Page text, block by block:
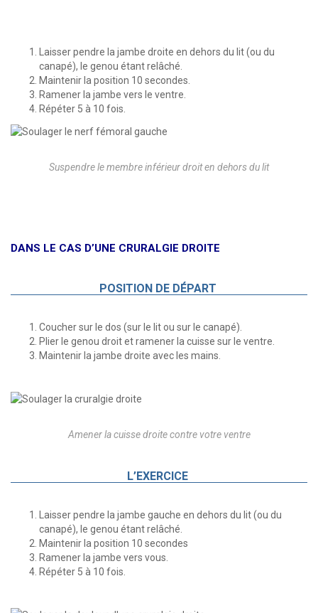
Laisser pendre la jambe droite en dehors du lit (ou du
canapé), le genou étant relâché.
Maintenir la position 10 secondes.
Ramener la jambe vers le ventre.
Répéter 5 à 10 fois.
Suspendre le membre inférieur droit en dehors du lit
DANS LE CAS D’UNE CRURALGIE DROITE
POSITION DE DÉPART
Coucher sur le dos (sur le lit ou sur le canapé).
Plier le genou droit et ramener la cuisse sur le ventre.
Maintenir la jambe droite avec les mains.
Amener la cuisse droite contre votre ventre
L’EXERCICE
Laisser pendre la jambe gauche en dehors du lit (ou du
canapé), le genou étant relâché.
Maintenir la position 10 secondes
Ramener la jambe vers vous.
Répéter 5 à 10 fois.